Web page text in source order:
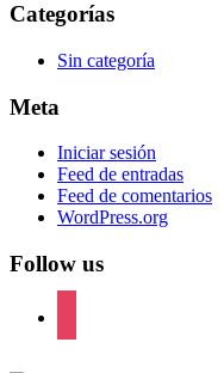
Categorías
Sin categoría
Meta
Iniciar sesión
Feed de entradas
Feed de comentarios
WordPress.org
Follow us